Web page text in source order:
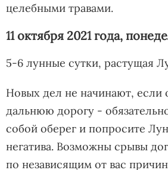
целебными травами.
11 октября 2021 года,
5-6 лунные сутки, растущая
Новых дел не начинают, если
дальнюю дорогу -
собой оберег и попросите
негатива. Возможны срывы
по независящим от вас